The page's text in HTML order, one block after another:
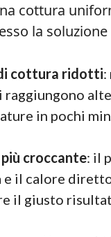
cottura
la
cottura ridotti:
raggiungono alte
in pochi
croccante: il
il calore
il giusto